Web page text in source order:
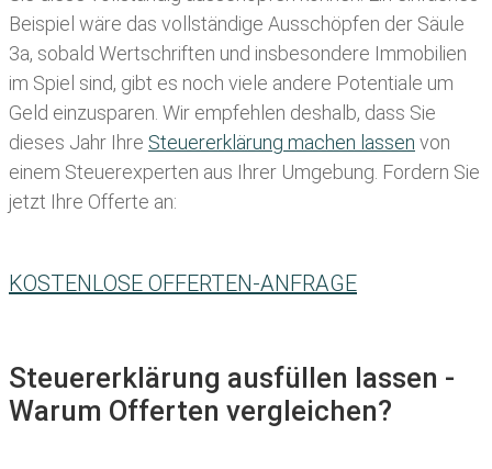
Beispiel wäre das vollständige Ausschöpfen der Säule
3a, sobald Wertschriften und insbesondere Immobilien
im Spiel sind, gibt es noch viele andere Potentiale um
Geld einzusparen. Wir empfehlen deshalb, dass Sie
dieses Jahr Ihre Steuererklärung machen lassen von
einem Steuerexperten aus Ihrer Umgebung. Fordern Sie
jetzt Ihre Offerte an:
KOSTENLOSE OFFERTEN-ANFRAGE
Steuererklärung ausfüllen lassen -
Warum Offerten vergleichen?